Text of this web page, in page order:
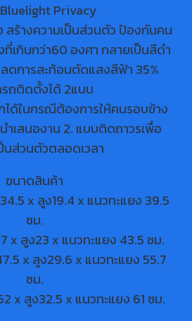
Privacy
สร้างความเป็นส่วนตัว ป้องกันคน
เกินกว่า60 องศา กลายเป็นสีดำ
ดการสะท้อนตัดแสงสีฟ้า 35%
รถติดตั้งได้ 2แบบ
ด้ในกรณีต้องการให้คนรอบข้าง
เสนองาน 2. แบบติดถาวรเพื่อ
นส่วนตัวตลอดเวลา
ขนาดสินค้า
x สูง19.4 x แนวทะแยง 39.5
ซม.
x สูง23 x แนวทะแยง 43.5 ซม.
x สูง29.6 x แนวทะแยง 55.7
ซม.
x สูง32.5 x แนวทะแยง 61 ซม.